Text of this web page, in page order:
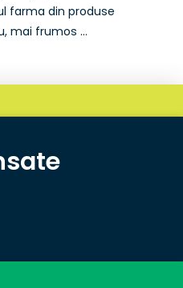
farma din produse
mai frumos …